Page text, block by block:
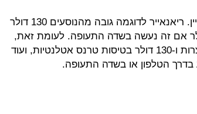
לכל חברת תעופה מדיניות שונה בעניין. ריאנאייר לדוגמה גובה מהנוסעים 130 דולר
השם דרך האינטרנט ו-190 דולר אם זה נעשה בשדה התעופה. לעומת זאת,
נורוויג'ן אייר גובה 70 דולר בטיסות קצרות ו-130 דולר בטיסות טרנס אטלנטיות, ועוד